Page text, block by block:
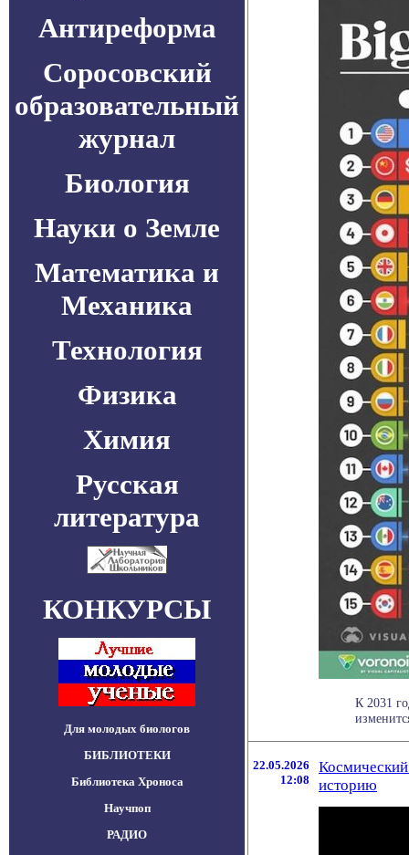
Антиреформа
Соросовский
образовательный
журнал
Биология
Науки о Земле
Математика и
Механика
Технология
Физика
Химия
Русская
литература
КОНКУРСЫ
Для молодых биологов
БИБЛИОТЕКИ
Библиотека Хроноса
Научпоп
РАДИО
К 2031
22.05.2026
12:08
историю